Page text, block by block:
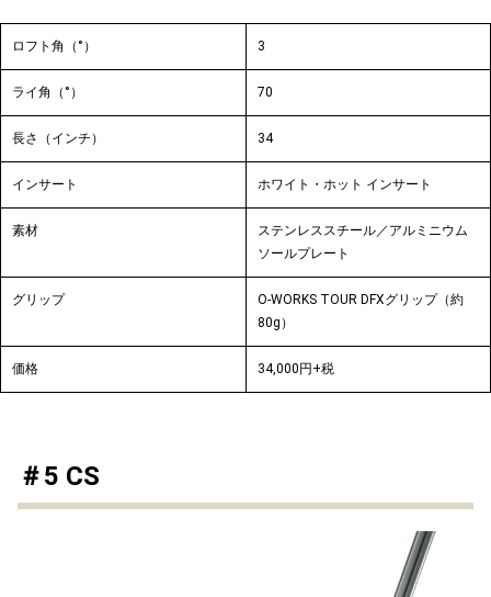
ロフト角（°） 3
ライ角（°） 70
長さ（インチ） 34
インサート ホワイト・ホット インサート
素材
ステンレススチール／アルミニウム
ソールプレート
グリップ
O-WORKS TOUR DFXグリップ（約
80g）
価格 34,000円+税
＃5 CS